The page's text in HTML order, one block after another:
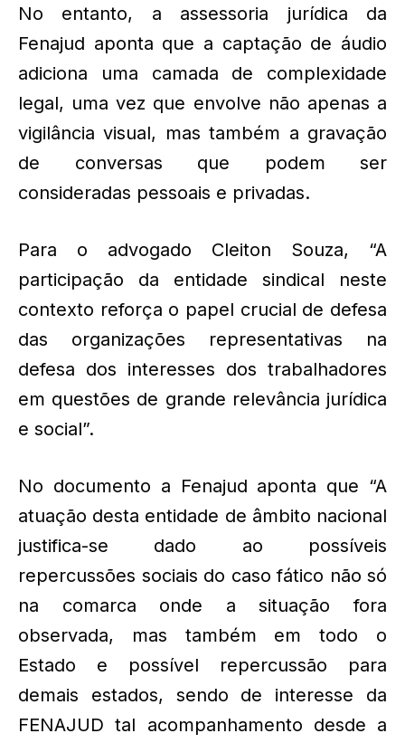
No entanto, a assessoria jurídica da
Fenajud aponta que a captação de áudio
adiciona uma camada de complexidade
legal, uma vez que envolve não apenas a
vigilância visual, mas também a gravação
de conversas que podem ser
consideradas pessoais e privadas.
Para o advogado Cleiton Souza, “A
participação da entidade sindical neste
contexto reforça o papel crucial de defesa
das organizações representativas na
defesa dos interesses dos trabalhadores
em questões de grande relevância jurídica
e social”.
No documento a Fenajud aponta que “A
atuação desta entidade de âmbito nacional
justifica-se dado ao possíveis
repercussões sociais do caso fático não só
na comarca onde a situação fora
observada, mas também em todo o
Estado e possível repercussão para
demais estados, sendo de interesse da
FENAJUD tal acompanhamento desde a